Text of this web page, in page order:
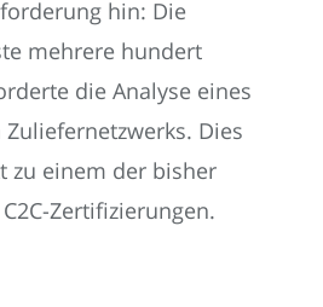
hin: Die
mehrere hundert
die Analyse eines
Dies
zu einem der bisher
Zertifizierungen.